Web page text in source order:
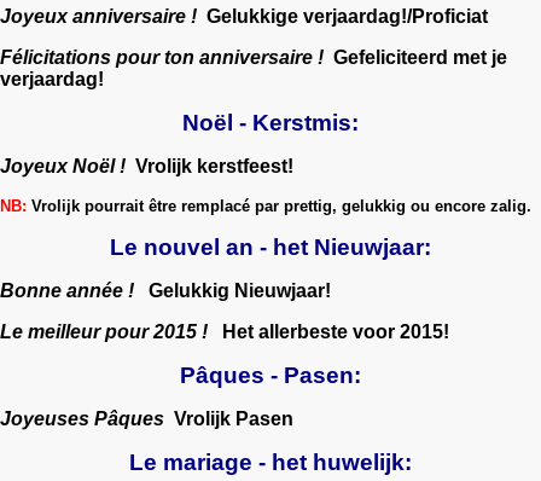
Joyeux anniversaire ! Gelukkige verjaardag!/Proficiat
Félicitations pour ton anniversaire ! Gefeliciteerd met je
verjaardag!
Noël - Kerstmis:
Joyeux Noël ! Vrolijk kerstfeest!
NB: Vrolijk pourrait être remplacé par prettig, gelukkig ou encore zalig.
Le nouvel an - het Nieuwjaar:
Bonne année !
Gelukkig Nieuwjaar!
Le meilleur pour 2015 !
Het allerbeste voor 2015!
Pâques - Pasen:
Joyeuses Pâques Vrolijk Pasen
Le mariage - het huwelijk: